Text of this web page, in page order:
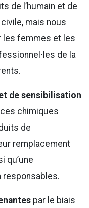
de l’humain et de
mais nous
les femmes et les
de la
de sensibilisation
chimiques
de
remplacement
qu’une
responsables.
par le biais